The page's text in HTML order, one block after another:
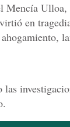
Ulloa,
en